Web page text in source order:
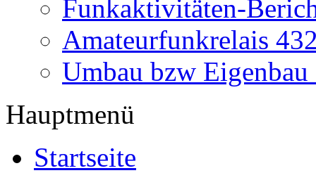
Funkaktivitäten-
Amateurfunkrelais
Umbau bzw
Hauptmenü
Startseite